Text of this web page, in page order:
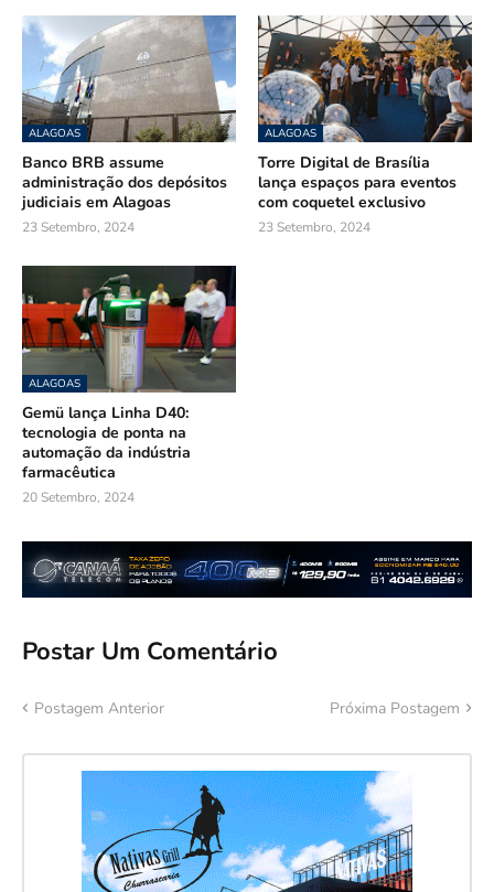
ALAGOAS
Banco BRB assume
administração dos depósitos
judiciais em Alagoas
23 Setembro, 2024
ALAGOAS
Torre Digital de Brasília
lança espaços para eventos
com coquetel exclusivo
23 Setembro, 2024
ALAGOAS
Gemü lança Linha D40:
tecnologia de ponta na
automação da indústria
farmacêutica
20 Setembro, 2024
Postar Um Comentário
Postagem Anterior Próxima Postagem